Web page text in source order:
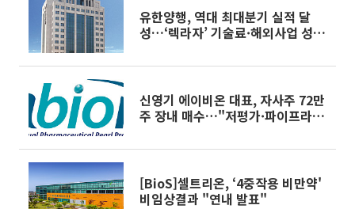
유한양행, 역대 최대분기 실적 달
성…‘렉라자’ 기술료·해외사업 성장
신영기 에이비온 대표, 자사주 72만
주 장내 매수…"저평가·파이프라인
[BioS]셀트리온, ‘4중작용 비만약'
비임상결과 "연내 발표"